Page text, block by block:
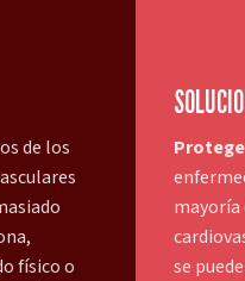
de los
físico o
mayoría
se